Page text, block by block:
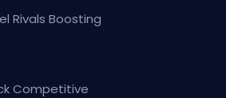
Rivals Boosting
Competitive